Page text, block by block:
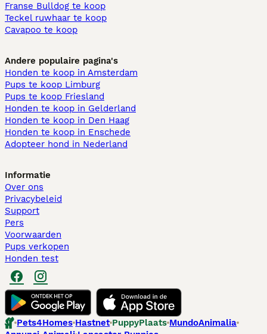
Franse Bulldog te koop
Teckel ruwhaar te koop
Cavapoo te koop
Andere populaire pagina's
Honden te koop in Amsterdam
Pups te koop Limburg​
Pups te koop Friesland​
Honden te koop in Gelderland
Honden te koop in Den Haag
Honden te koop in Enschede
Adopteer hond in Nederland
Informatie
Over ons
Privacybeleid
Support
Pers
Voorwaarden
Pups verkopen
Honden test
Pets4Homes Hastnet PuppyPlaats MundoAnimalia